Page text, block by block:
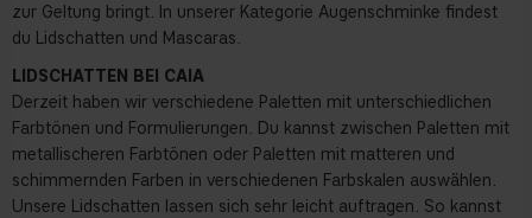
zur Geltung bringt. In unserer Kategorie Augenschminke findest
du Lidschatten und Mascaras.
LIDSCHATTEN BEI CAIA
Derzeit haben wir verschiedene Paletten mit unterschiedlichen
Farbtönen und Formulierungen. Du kannst zwischen Paletten mit
metallischeren Farbtönen oder Paletten mit matteren und
schimmernden Farben in verschiedenen Farbskalen auswählen.
Unsere Lidschatten lassen sich sehr leicht auftragen. So kannst